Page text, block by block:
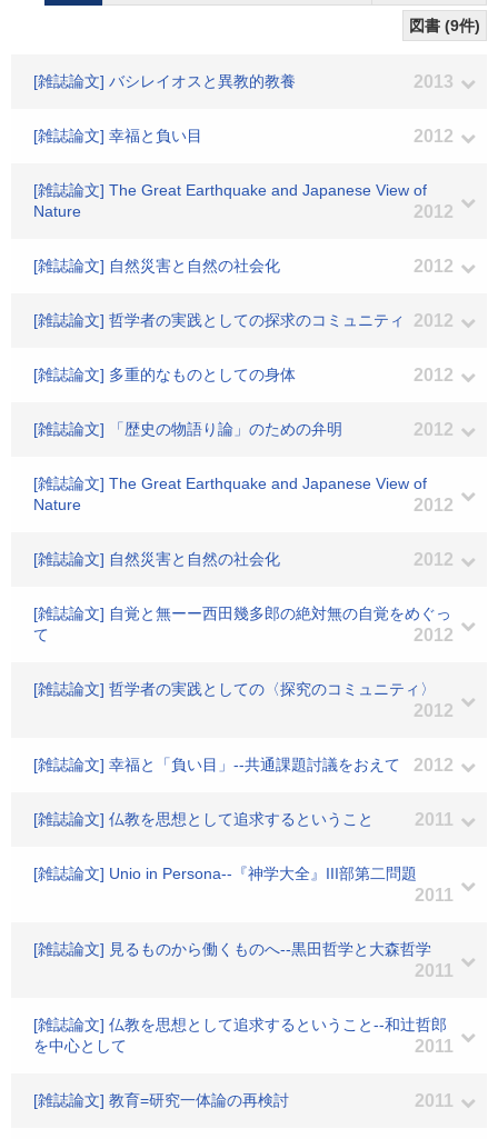
図書 (9件)
[雑誌論文] バシレイオスと異教的教養 2013
[雑誌論文] 幸福と負い目 2012
[雑誌論文] The Great Earthquake and Japanese View of
Nature
2012
[雑誌論文] 自然災害と自然の社会化 2012
[雑誌論文] 哲学者の実践としての探求のコミュニティ 2012
[雑誌論文] 多重的なものとしての身体 2012
[雑誌論文] 「歴史の物語り論」のための弁明 2012
[雑誌論文] The Great Earthquake and Japanese View of
Nature
2012
[雑誌論文] 自然災害と自然の社会化 2012
[雑誌論文] 自覚と無ーー西田幾多郎の絶対無の自覚をめぐっ
て
2012
[雑誌論文] 哲学者の実践としての〈探究のコミュニティ〉
2012
[雑誌論文] 幸福と「負い目」--共通課題討議をおえて 2012
[雑誌論文] 仏教を思想として追求するということ 2011
[雑誌論文] Unio in Persona--『神学大全』III部第二問題
2011
[雑誌論文] 見るものから働くものへ--黒田哲学と大森哲学
2011
[雑誌論文] 仏教を思想として追求するということ--和辻哲郎
を中心として
2011
[雑誌論文] 教育=研究一体論の再検討 2011